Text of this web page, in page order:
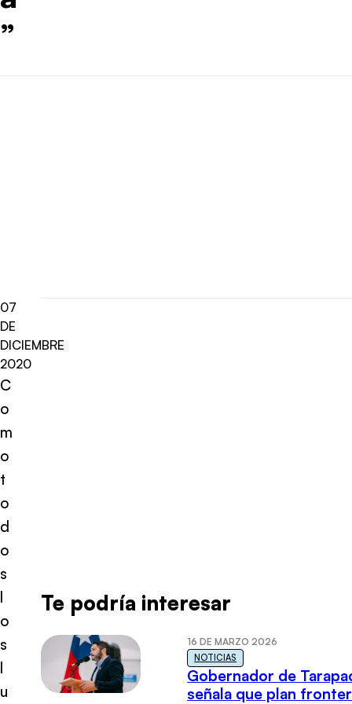
”
07
DE
DICIEMBRE
2020
C
o
m
o
t
o
d
o
s
l
o
s
l
u
Te podría interesar
16 DE MARZO 2026
NOTICIAS
Gobernador de
señala que plan